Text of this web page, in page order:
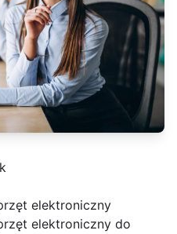
elektroniczny
elektroniczny do